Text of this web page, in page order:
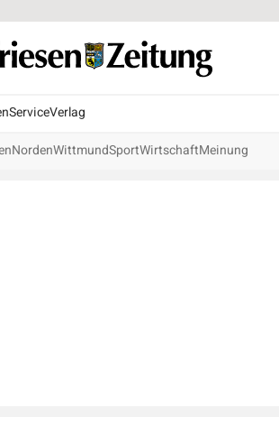
ServiceVerlag
NordenWittmundSportWirtschaftMeinung